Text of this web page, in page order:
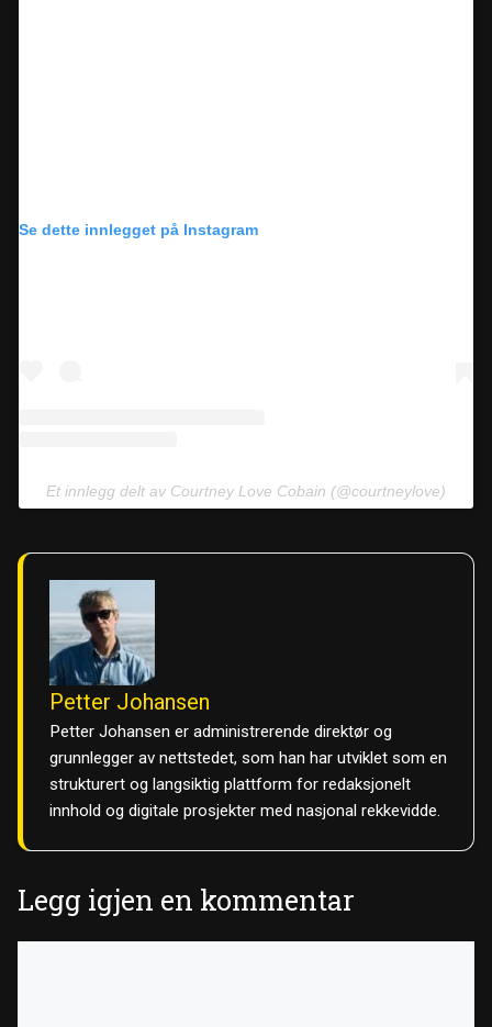
Se dette innlegget på Instagram
Et innlegg delt av Courtney Love Cobain (@courtneylove)
Petter Johansen
Petter Johansen er administrerende direktør og
grunnlegger av nettstedet, som han har utviklet som en
strukturert og langsiktig plattform for redaksjonelt
innhold og digitale prosjekter med nasjonal rekkevidde.
Legg igjen en kommentar